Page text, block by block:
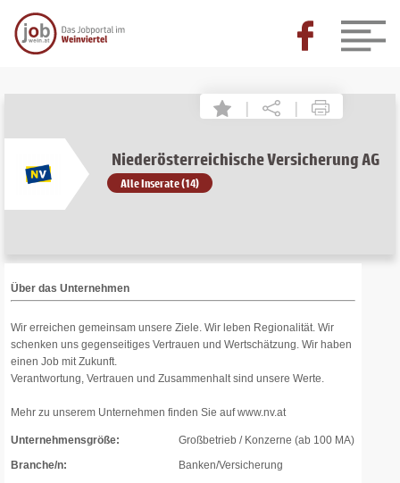
| |
Niederösterreichische Versicherung AG
Alle Inserate (14)
Über das Unternehmen
Wir erreichen gemeinsam unsere Ziele. Wir leben Regionalität. Wir
schenken uns gegenseitiges Vertrauen und Wertschätzung. Wir haben
einen Job mit Zukunft.
Verantwortung, Vertrauen und Zusammenhalt sind unsere Werte.
Mehr zu unserem Unternehmen finden Sie auf www.nv.at
Unternehmensgröße:
Großbetrieb / Konzerne (ab 100 MA)
Branche/n:
Banken/Versicherung